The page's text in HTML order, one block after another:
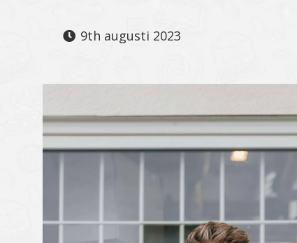
9th augusti 2023